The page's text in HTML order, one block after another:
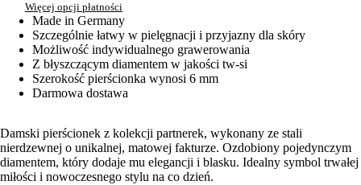
Więcej opcji płatności
Made in Germany
Szczególnie łatwy w pielęgnacji i przyjazny dla skóry
Możliwość indywidualnego grawerowania
Z błyszczącym diamentem w jakości tw-si
Szerokość pierścionka wynosi 6 mm
Darmowa dostawa
Damski pierścionek z kolekcji partnerek, wykonany ze stali
nierdzewnej o unikalnej, matowej fakturze. Ozdobiony pojedynczym
diamentem, który dodaje mu elegancji i blasku. Idealny symbol trwałej
miłości i nowoczesnego stylu na co dzień.